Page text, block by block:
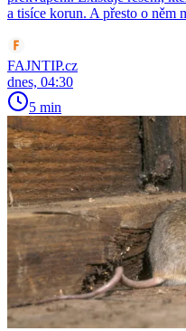
a tisíce korun. A přesto o něm
FAJNTIP.cz
dnes, 04:30
5 min